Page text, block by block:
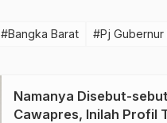
#Bangka Barat #Pj Gubernur
Namanya Disebut-
Cawapres, Inilah Profil